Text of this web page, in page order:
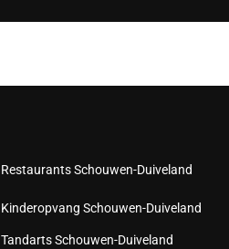
Restaurants Schouwen-Duiveland
Kinderopvang Schouwen-Duiveland
Tandarts Schouwen-Duiveland